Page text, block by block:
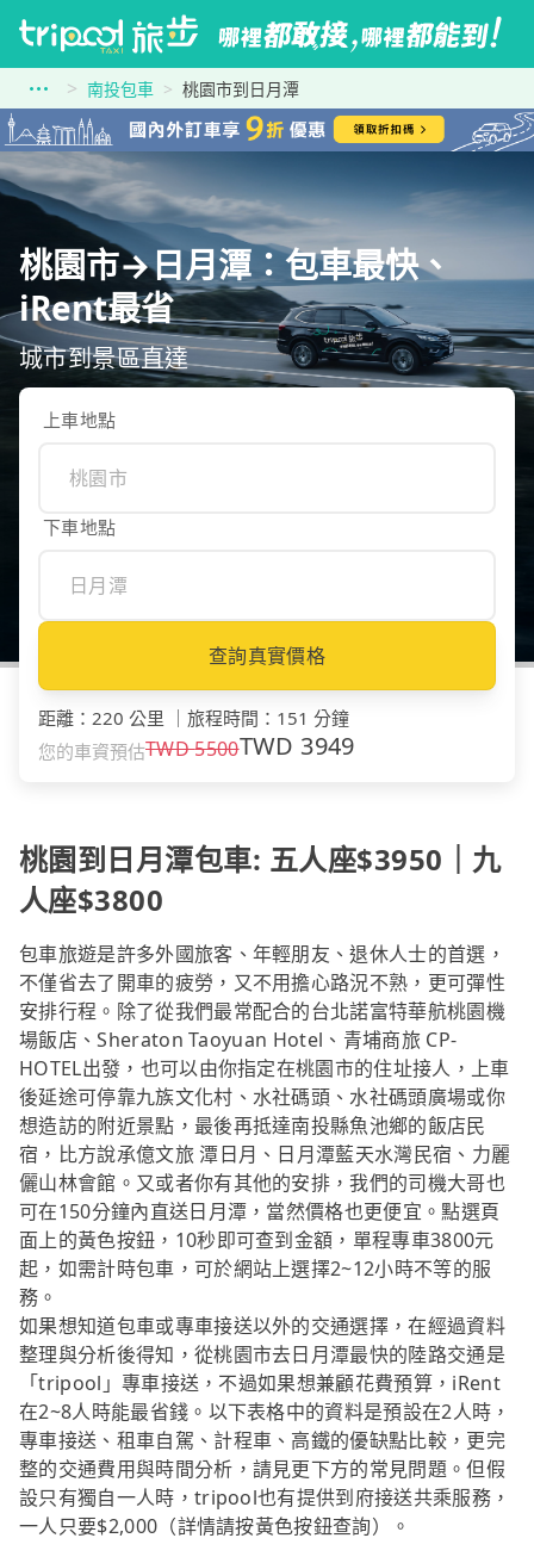
南投包車 桃園市到日月潭
桃園市→日月潭：包車最快、
iRent最省
城市到景區直達
上車地點
下車地點
查詢真實價格
距離 ： 220 公里 旅程時間 ： 151 分鐘
您的車資預估TWD5500TWD 3949
桃園到日月潭包車: 五人座$3950｜九
人座$3800
包車旅遊是許多外國旅客、年輕朋友、退休人士的首選，
不僅省去了開車的疲勞，又不用擔心路況不熟，更可彈性
安排行程。除了從我們最常配合的台北諾富特華航桃園機
場飯店、Sheraton Taoyuan Hotel、青埔商旅 CP-
HOTEL出發，也可以由你指定在桃園市的住址接人，上車
後延途可停靠九族文化村、水社碼頭、水社碼頭廣場或你
想造訪的附近景點，最後再抵達南投縣魚池鄉的飯店民
宿，比方說承億文旅 潭日月、日月潭藍天水灣民宿、力麗
儷山林會館。又或者你有其他的安排，我們的司機大哥也
可在150分鐘內直送日月潭，當然價格也更便宜。點選頁
面上的黃色按鈕，10秒即可查到金額，單程專車3800元
起，如需計時包車，可於網站上選擇2~12小時不等的服
務。
如果想知道包車或專車接送以外的交通選擇，在經過資料
整理與分析後得知，從桃園市去日月潭最快的陸路交通是
「tripool」專車接送，不過如果想兼顧花費預算，iRent
在2~8人時能最省錢。以下表格中的資料是預設在2人時，
專車接送、租車自駕、計程車、高鐵的優缺點比較，更完
整的交通費用與時間分析，請見更下方的常見問題。但假
設只有獨自一人時，tripool也有提供到府接送共乘服務，
一人只要$2,000（詳情請按黃色按鈕查詢）。